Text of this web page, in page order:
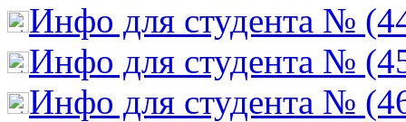
Инфо для студента №
Инфо для студента №
Инфо для студента №